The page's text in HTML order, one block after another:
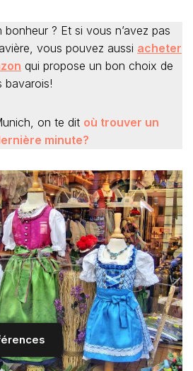
? Et si vous n’avez pas
vous pouvez aussi acheter
qui propose un bon choix de
bavarois!
on te dit où trouver un
minute?